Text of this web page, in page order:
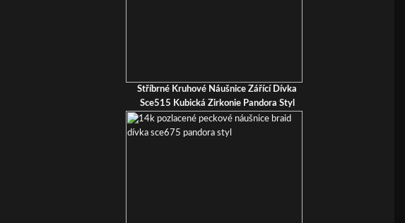
Stříbrné Kruhové Náušnice Zářící Dívka
Sce515 Kubická Zirkonie Pandora Styl